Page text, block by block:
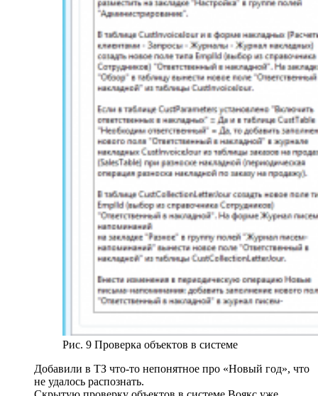
Рис. 9 Проверка объектов в системе
Добавили в ТЗ что-то непонятное про «Новый год», что
не удалось распознать.